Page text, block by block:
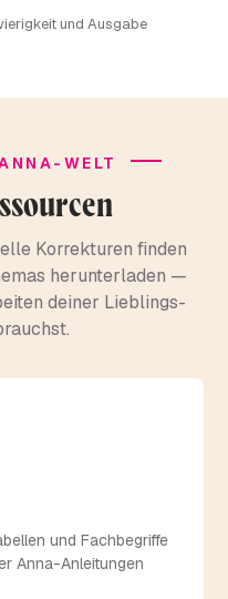
und Ausgabe
WELT
Korrekturen finden
herunterladen —
deiner Lieblings-
und Fachbegriffe
Anna-Anleitungen